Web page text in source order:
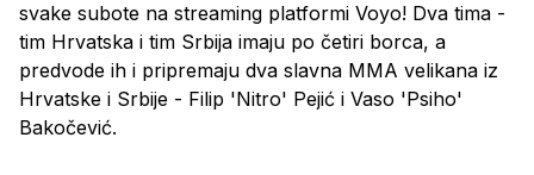
svake subote na streaming platformi Voyo! Dva tima -
tim Hrvatska i tim Srbija imaju po četiri borca, a
predvode ih i pripremaju dva slavna MMA velikana iz
Hrvatske i Srbije - Filip 'Nitro' Pejić i Vaso 'Psiho'
Bakočević.